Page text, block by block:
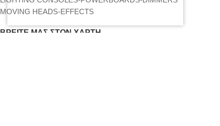
MOVING HEADS-EFFECTS
ΒΡΕΊΤΕ ΜΑΣ ΣΤΟΝ ΧΆΡΤΗ